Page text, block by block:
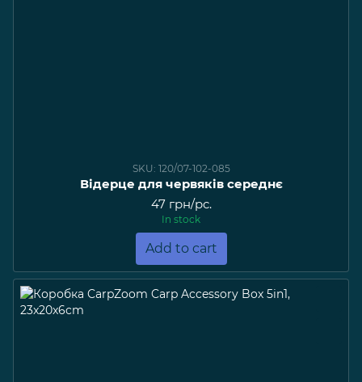
SKU: 120/07-102-085
Відерце для червяків середнє
47 грн/pc.
In stock
Add to cart